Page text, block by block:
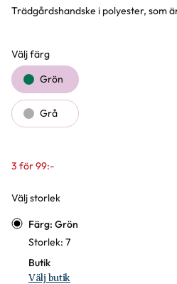
Trädgårdshandske i polyester, som
Välj färg
Färgval
Grön
Grå
3 för 99:-
Välj storlek
Varianter
Färg: Grön
Storlek: 7
Butik
Välj butik